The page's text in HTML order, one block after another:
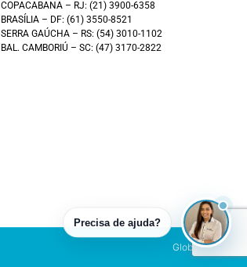
COPACABANA – RJ: (21) 3900-6358
BRASÍLIA – DF: (61) 3550-8521
SERRA GAÚCHA – RS: (54) 3010-1102
BAL. CAMBORIÚ – SC: (47) 3170-2822
Global América
Precisa de ajuda?